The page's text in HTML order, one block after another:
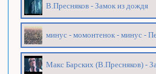
В.Пресняков - Замок из дождя
минус - момонтенок - минус -
Макс Барских (В.Пресняков) -